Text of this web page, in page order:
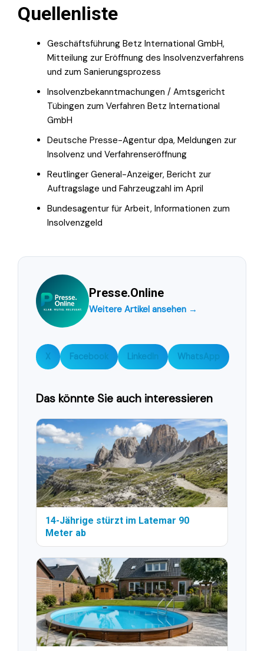
Quellenliste
Geschäftsführung Betz International GmbH,
Mitteilung zur Eröffnung des Insolvenzverfahrens
und zum Sanierungsprozess
Insolvenzbekanntmachungen / Amtsgericht
Tübingen zum Verfahren Betz International
GmbH
Deutsche Presse-Agentur dpa, Meldungen zur
Insolvenz und Verfahrenseröffnung
Reutlinger General-Anzeiger, Bericht zur
Auftragslage und Fahrzeugzahl im April
Bundesagentur für Arbeit, Informationen zum
Insolvenzgeld
Presse.Online
Weitere Artikel ansehen →
X Facebook LinkedIn WhatsApp
Das könnte Sie auch interessieren
14-Jährige stürzt im Latemar 90
Meter ab